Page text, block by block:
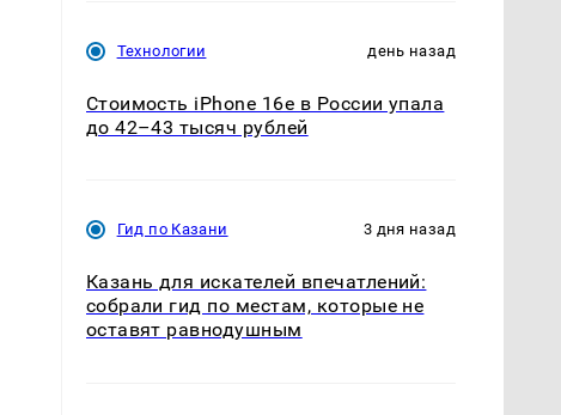
Технологии день назад
Стоимость iPhone 16e в России упала
до 42–43 тысяч рублей
Гид по Казани 3 дня назад
Казань для искателей впечатлений:
собрали гид по местам, которые не
оставят равнодушным